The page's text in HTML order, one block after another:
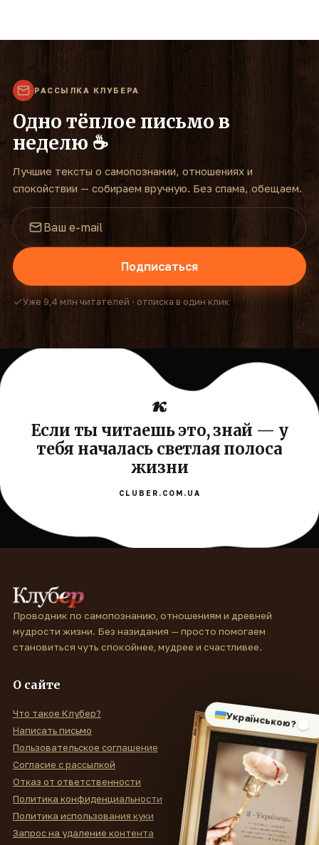
РАССЫЛКА КЛУБЕРА
Одно тёплое письмо в
неделю ☕
Лучшие тексты о самопознании, отношениях и
спокойствии — собираем вручную. Без спама, обещаем.
Подписаться
Уже 9,4 млн читателей · отписка в один клик
Если ты читаешь это, знай — у
тебя началась светлая полоса
жизни
CLUBER.COM.UA
Українською?
Проводник по самопознанию, отношениям и древней
мудрости жизни. Без назидания — просто помогаем
становиться чуть спокойнее, мудрее и счастливее.
О сайте
Что такое Клубер?
Написать письмо
Пользовательское соглашение
Согласие с рассылкой
Отказ от ответственности
Политика конфиденциальности
Политика использования куки
Запрос на удаление контента